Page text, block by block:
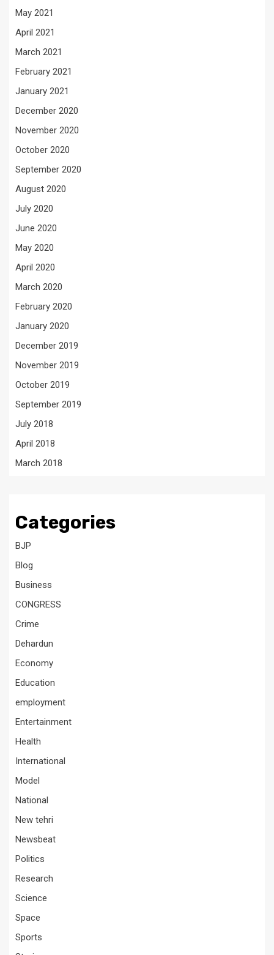
May 2021
April 2021
March 2021
February 2021
January 2021
December 2020
November 2020
October 2020
September 2020
August 2020
July 2020
June 2020
May 2020
April 2020
March 2020
February 2020
January 2020
December 2019
November 2019
October 2019
September 2019
July 2018
April 2018
March 2018
Categories
BJP
Blog
Business
CONGRESS
Crime
Dehardun
Economy
Education
employment
Entertainment
Health
International
Model
National
New tehri
Newsbeat
Politics
Research
Science
Space
Sports